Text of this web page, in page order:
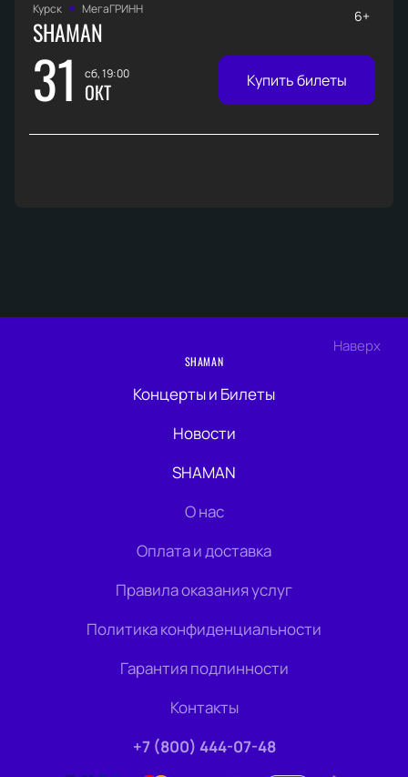
Курск МегаГРИНН
SHAMAN
31 сб, 19:00
ОКТ
6+
Купить билеты
Наверх
SHAMAN
Концерты и Билеты
Новости
SHAMAN
О нас
Оплата и доставка
Правила оказания услуг
Политика конфиденциальности
Гарантия подлинности
Контакты
+7 (800) 444-07-48